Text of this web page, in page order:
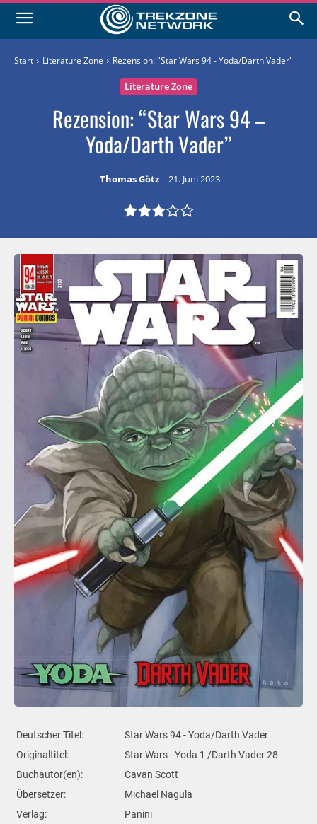
Start Literature Zone Rezension: "Star Wars 94 - Yoda/Darth Vader"
Literature Zone
Rezension: “Star Wars 94 –
Yoda/Darth Vader”
Thomas Götz 21. Juni 2023
Deutscher Titel:
Star Wars 94 - Yoda/Darth Vader
Originaltitel:
Star Wars - Yoda 1 /Darth Vader 28
Buchautor(en):
Cavan Scott
Übersetzer:
Michael Nagula
Verlag:
Panini